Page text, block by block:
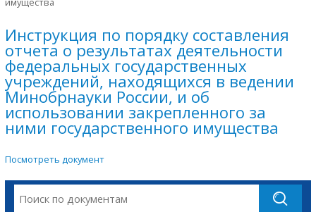
Инструкция по порядку составления
отчета о результатах деятельности
федеральных государственных
учреждений, находящихся в ведении
Минобрнауки России, и об
использовании закрепленного за
ними государственного имущества
Посмотреть документ